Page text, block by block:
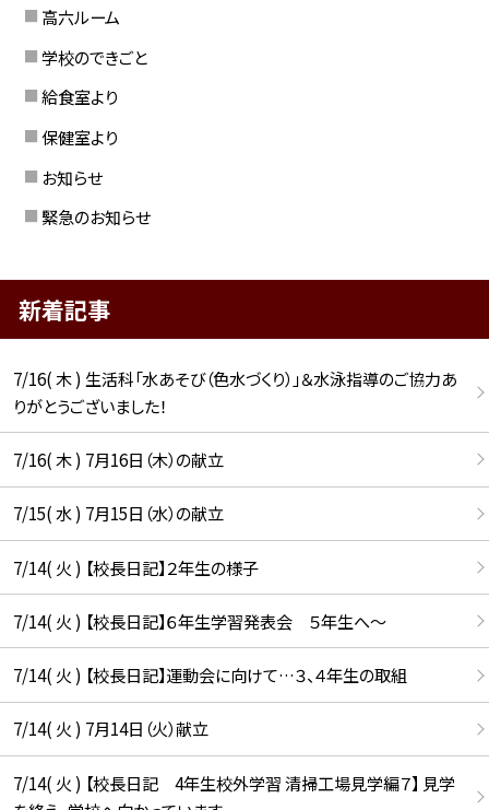
高六ルーム
学校のできごと
給食室より
保健室より
お知らせ
緊急のお知らせ
新着記事
7/16( 木 ) 生活科「水あそび（色水づくり）」＆水泳指導のご協力あ
りがとうございました！
7/16( 木 ) 7月16日（木）の献立
7/15( 水 ) 7月15日（水）の献立
7/14( 火 ) 【校長日記】２年生の様子
7/14( 火 ) 【校長日記】６年生学習発表会 ５年生へ〜
7/14( 火 ) 【校長日記】運動会に向けて…３、４年生の取組
7/14( 火 ) 7月14日（火）献立
7/14( 火 ) 【校長日記 4年生校外学習 清掃工場見学編７】 見学